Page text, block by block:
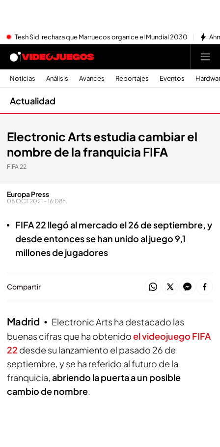
Tesh Sidi rechaza que Marruecos organice el Mundial 2030
Noticias Análisis Avances Reportajes Eventos
Actualidad
Electronic Arts estudia cambiar el
nombre de la franquicia FIFA
FIFA 22
Europa Press
08 OCT 2021 - 16:08h.
FIFA 22 llegó al mercado el 26 de septiembre, y
desde entonces se han unido al juego 9,1
millones de jugadores
Compartir
Madrid
Electronic Arts ha destacado las
buenas cifras que ha obtenidoel videojuego FIFA
22 desde su lanzamiento el pasado 26 de
septiembre, y se ha referido al futuro de la
franquicia, abriendo la puerta a un posible
cambio de nombre.